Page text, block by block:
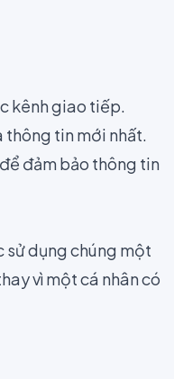
kênh giao tiếp.
thông tin mới nhất.
đảm bảo thông tin
sử dụng chúng một
vì một cá nhân có